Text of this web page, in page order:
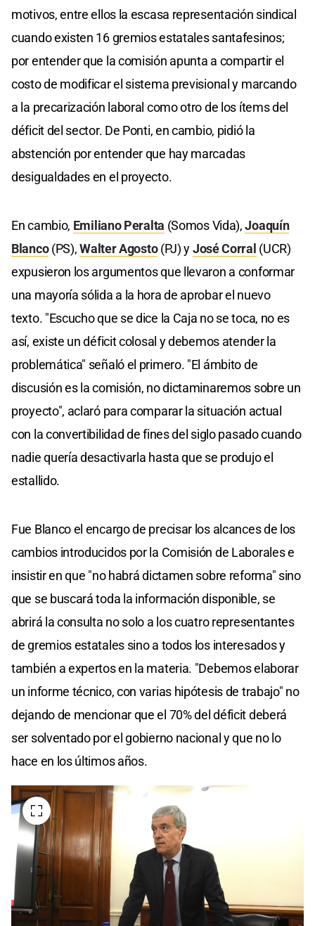
motivos, entre ellos la escasa representación sindical
cuando existen 16 gremios estatales santafesinos;
por entender que la comisión apunta a compartir el
costo de modificar el sistema previsional y marcando
a la precarización laboral como otro de los ítems del
déficit del sector. De Ponti, en cambio, pidió la
abstención por entender que hay marcadas
desigualdades en el proyecto.
En cambio, Emiliano Peralta (Somos Vida),Joaquín
Blanco(PS),Walter Agosto(PJ) yJosé Corral (UCR)
expusieron los argumentos que llevaron a conformar
una mayoría sólida a la hora de aprobar el nuevo
texto. "Escucho que se dice la Caja no se toca, no es
así, existe un déficit colosal y debemos atender la
problemática" señaló el primero. "El ámbito de
discusión es la comisión, no dictaminaremos sobre un
proyecto", aclaró para comparar la situación actual
con la convertibilidad de fines del siglo pasado cuando
nadie quería desactivarla hasta que se produjo el
estallido.
Fue Blanco el encargo de precisar los alcances de los
cambios introducidos por la Comisión de Laborales e
insistir en que "no habrá dictamen sobre reforma" sino
que se buscará toda la información disponible, se
abrirá la consulta no solo a los cuatro representantes
de gremios estatales sino a todos los interesados y
también a expertos en la materia. "Debemos elaborar
un informe técnico, con varias hipótesis de trabajo" no
dejando de mencionar que el 70% del déficit deberá
ser solventado por el gobierno nacional y que no lo
hace en los últimos años.